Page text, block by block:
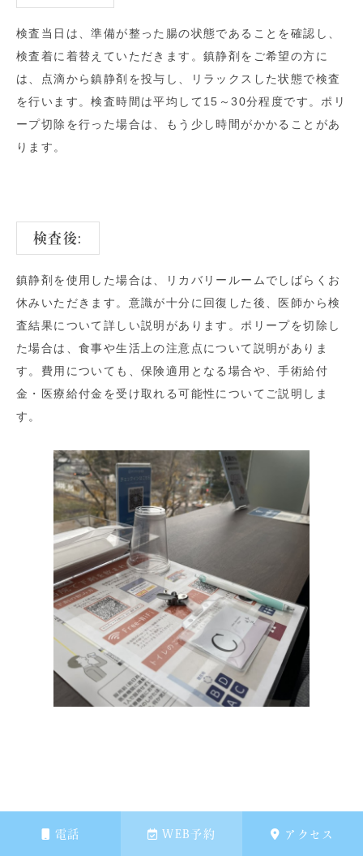
電話 WEB予約 アクセス
検査当日は、準備が整った腸の状態であることを確認し、
検査着に着替えていただきます。鎮静剤をご希望の方に
は、点滴から鎮静剤を投与し、リラックスした状態で検査
を行います。検査時間は平均して15～30分程度です。ポリ
ープ切除を行った場合は、もう少し時間がかかることがあ
ります。
検査後:
鎮静剤を使用した場合は、リカバリールームでしばらくお
休みいただきます。意識が十分に回復した後、医師から検
査結果について詳しい説明があります。ポリープを切除し
た場合は、食事や生活上の注意点について説明がありま
す。費用についても、保険適用となる場合や、手術給付
金・医療給付金を受け取れる可能性についてご説明しま
す。